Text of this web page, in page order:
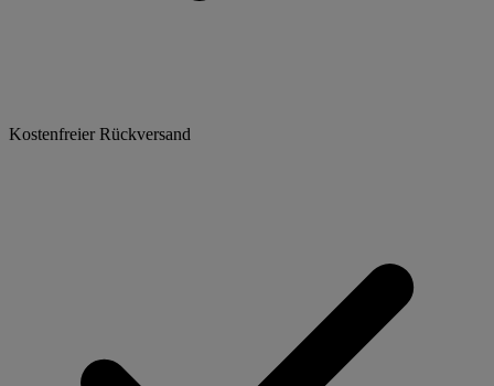
Kostenfreier Rückversand